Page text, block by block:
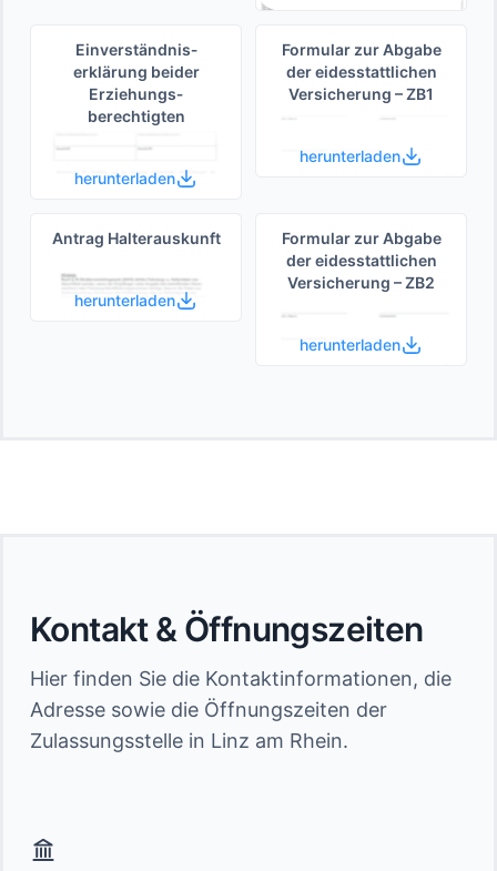
Einverständnis­
erklärung beider
Erziehungs­
berechtigten
herunterladen
Formular zur Abgabe
der eides­stattlichen
Versicherung – ZB1
herunterladen
Antrag Halterauskunft
herunterladen
Formular zur Abgabe
der eides­stattlichen
Versicherung – ZB2
herunterladen
Kontakt & Öffnungszeiten
Hier finden Sie die Kontaktinformationen, die
Adresse sowie die Öffnungszeiten der
Zulassungsstelle in Linz am Rhein.